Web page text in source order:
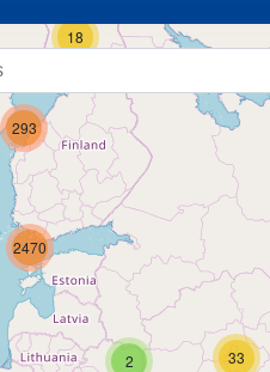
18
33
2
293
2470